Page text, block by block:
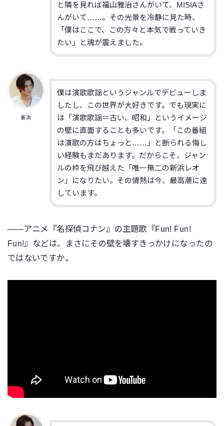
と隣を見れば福山雅治さんがいて、MISIAさ
んがいて……。その光景を冷静に見た時、
「僕はここで、この方々と本気で戦っていき
たい」と魂が震えました。
新浜
僕は演歌歌謡というジャンルでデビューしま
したし、この世界が大好きです。でも現実に
は「演歌歌謡＝古い、昭和」というイメージ
の壁に直面することも多いです。「この番組
は演歌の方はちょっと……」と断られる悔し
い経験もまだあります。だからこそ、ジャン
ルの枠を飛び越えた「唯一無二の新浜レオ
ン」になりたい。その情熱は今、最高潮に達
しています。
――アニメ『名探偵コナン』の主題歌『Fun! Fun!
Fun!』などは、まさにその壁を壊すきっかけになったの
ではないですか。